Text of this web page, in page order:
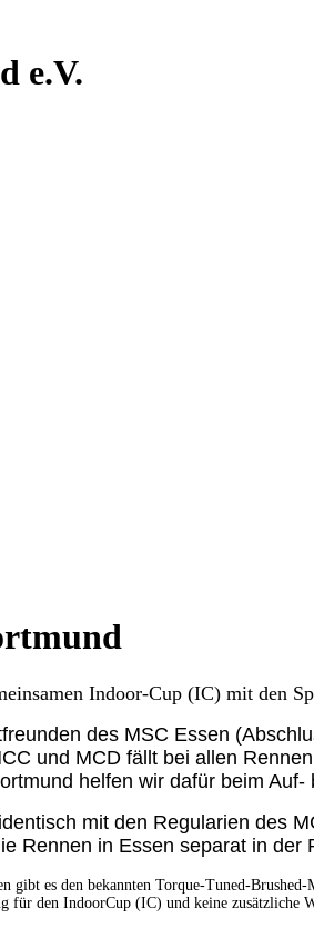
e.V.
Indoor-Cup (IC) mit den
des MSC Essen
und MCD fällt bei allen
helfen wir dafür beim Auf-
mit den Regularien des
Rennen in Essen separat in
gibt es den bekannten Torque-Tuned-
den IndoorCup (IC) und keine zusätzliche